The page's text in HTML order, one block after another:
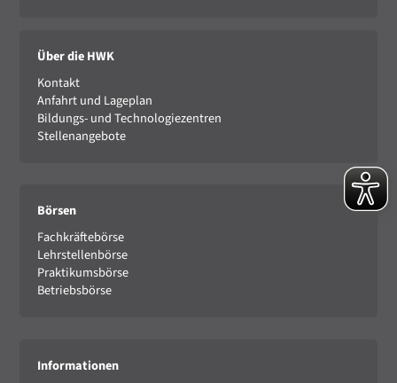
Über die HWK
Kontakt
Anfahrt und Lageplan
Bildungs- und Technologiezentren
Stellenangebote
Börsen
Fachkräftebörse
Lehrstellenbörse
Praktikumsbörse
Betriebsbörse
Informationen